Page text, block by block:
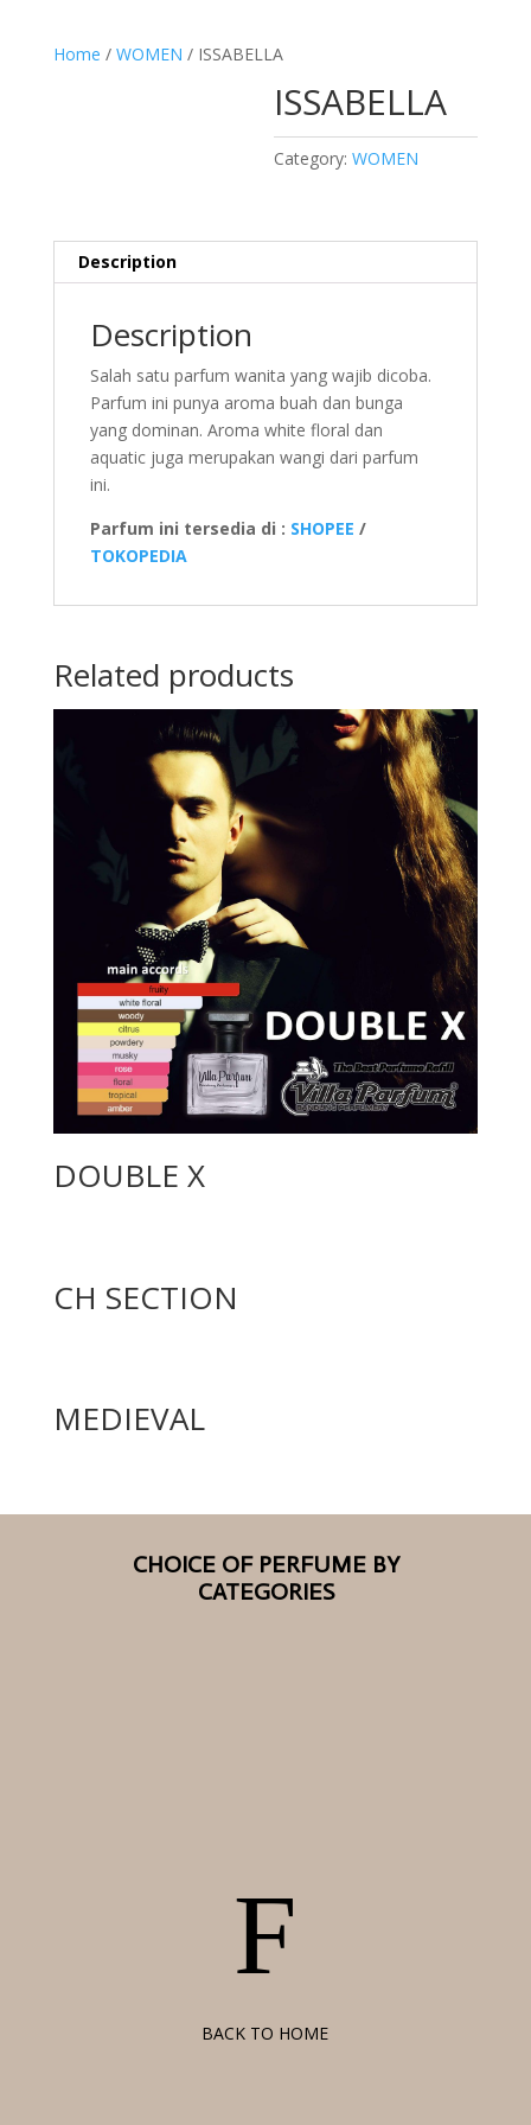
Home / WOMEN / ISSABELLA
ISSABELLA
Category:WOMEN
Description
Description
Salah satu parfum wanita yang wajib dicoba.
Parfum ini punya aroma buah dan bunga
yang dominan. Aroma white floral dan
aquatic juga merupakan wangi dari parfum
ini.
Parfum ini tersedia di : SHOPEE /
TOKOPEDIA
Related products
DOUBLE X
CH SECTION
MEDIEVAL
CHOICE OF PERFUME BY
CATEGORIES
F
BACK TO HOME